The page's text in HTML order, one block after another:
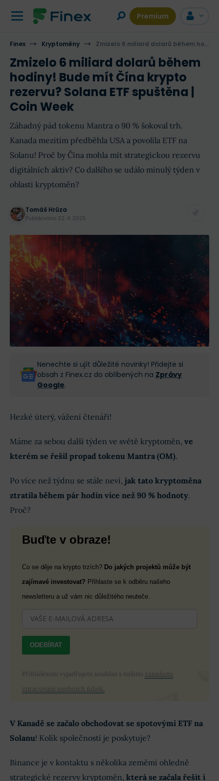
Premium
Finex Kryptoměny Zmizelo 6 miliard dolarů během hodiny! Bude mít Čína krypto rezervu? Solana ETF spuštěna | Coin Week
Zmizelo 6 miliard dolarů během
hodiny! Bude mít Čína krypto
rezervu? Solana ETF spuštěna |
Coin Week
Záhadný pád tokenu Mantra o 90 % šokoval trh.
Kanada mezitím předběhla USA a povolila ETF na
Solanu! Proč by Čína mohla mít strategickou rezervu
digitálních aktiv? Co dalšího se událo minulý týden v
oblasti kryptoměn?
Tomáš Hrůza
Publikováno 22. 4. 2025
Nenechte si ujít důležité novinky! Přidejte si
obsah z Finex.cz do oblíbených na Zprávy
Google.
Hezké úterý, vážení čtenáři!
Máme za sebou další týden ve světě kryptoměn, ve
kterém se řešil propad tokenu Mantra (OM).
Po více než týdnu se stále neví, jak tato kryptoměna
ztratila během pár hodin více než 90 % hodnoty.
Proč?
Buďte v obraze!
Co se děje na krypto trzích? Do jakých projektů může být
zajímavé investovat? Přihlaste se k odběru našeho
newsletteru a už vám nic důležitého neuteče.
ODEBÍRAT
Přihlášením vyjadřujete souhlas s našimi zásadami
zpracování osobních údajů.
V Kanadě se začalo obchodovat se spotovými ETF na
Solanu! Kolik společností je poskytuje?
Binance je v kontaktu s několika zeměmi ohledně
strategické rezervy kryptoměn, která se začala řešit i